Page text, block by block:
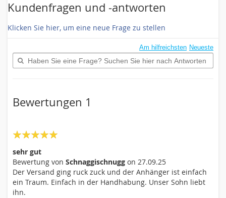
Kundenfragen und -antworten
Klicken Sie hier, um eine neue Frage zu stellen
Neueste
Am hilfreichsten
Bewertungen 1
Zusammenfassung
sehr gut
Bewertung von Schnaggischnugg on 27.09.25
Der Versand ging ruck zuck und der Anhänger ist einfach
ein Traum. Einfach in der Handhabung. Unser Sohn liebt
ihn.